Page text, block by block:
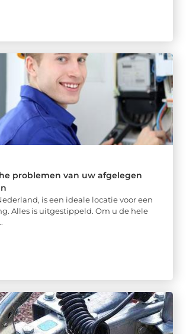
problemen van uw afgelegen
is een ideale locatie voor een
Alles is uitgestippeld. Om u de hele